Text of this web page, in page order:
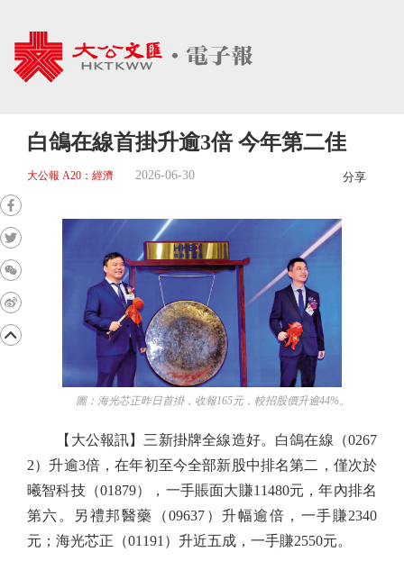
白鴿在線首掛升逾3倍 今年第二佳
大公報 A20：經濟 2026-06-30 分享
圖：海光芯正昨日首掛，收報165元，較招股價升逾44%。
【大公報訊】三新掛牌全線造好。白鴿在線（0267
2）升逾3倍，在年初至今全部新股中排名第二，僅次於
曦智科技（01879），一手賬面大賺11480元，年內排名
第六。另禮邦醫藥（09637）升幅逾倍，一手賺2340
元；海光芯正（01191）升近五成，一手賺2550元。